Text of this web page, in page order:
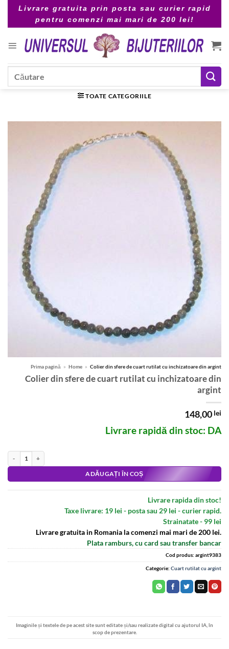
Livrare gratuita prin posta sau curier rapid
pentru comenzi mai mari de 200 lei!
TOATE CATEGORIILE
Prima pagină » Home » Colier din sfere de cuart rutilat cu inchizatoare din argint
Colier din sfere de cuart rutilat cu inchizatoare din
argint
148,00 lei
Livrare rapidă din stoc: DA
Cantitate Colier din sfere de cuart rutilat cu inchizatoare din argint
ADĂUGAȚI ÎN COȘ
Alternative:
Livrare rapida din stoc!
Taxe livrare: 19 lei - posta sau 29 lei - curier rapid.
Strainatate - 99 lei
Livrare gratuita in Romania la comenzi mai mari de 200 lei.
Plata ramburs, cu card sau transfer bancar
Cod produs: argint9383
Categorie: Cuart rutilat cu argint
Imaginile și textele de pe acest site sunt editate și/sau realizate digital cu ajutorul IA, în
scop de prezentare.